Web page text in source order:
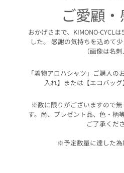
ご愛顧・
おかげさまで、KIMONO-CYCL
した。 感謝の気持ちを込めて
（画像は名刺
「着物アロハシャツ」ご購入の
入れ】または【エコバッグ
※数に限りがございますので
す。尚、プレゼント品、色・柄
ご了承くだ
※予定数量に達した為